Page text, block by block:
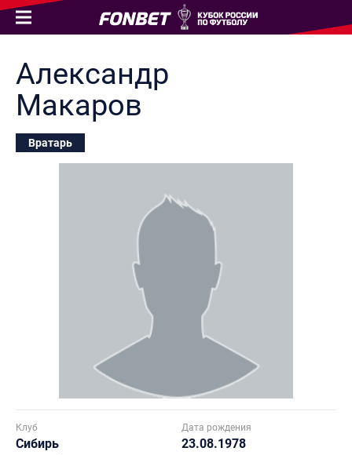
Александр
Макаров
Вратарь
Клуб
Сибирь
Дата рождения
23.08.1978